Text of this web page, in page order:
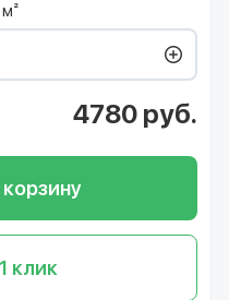
4780 руб.
клик